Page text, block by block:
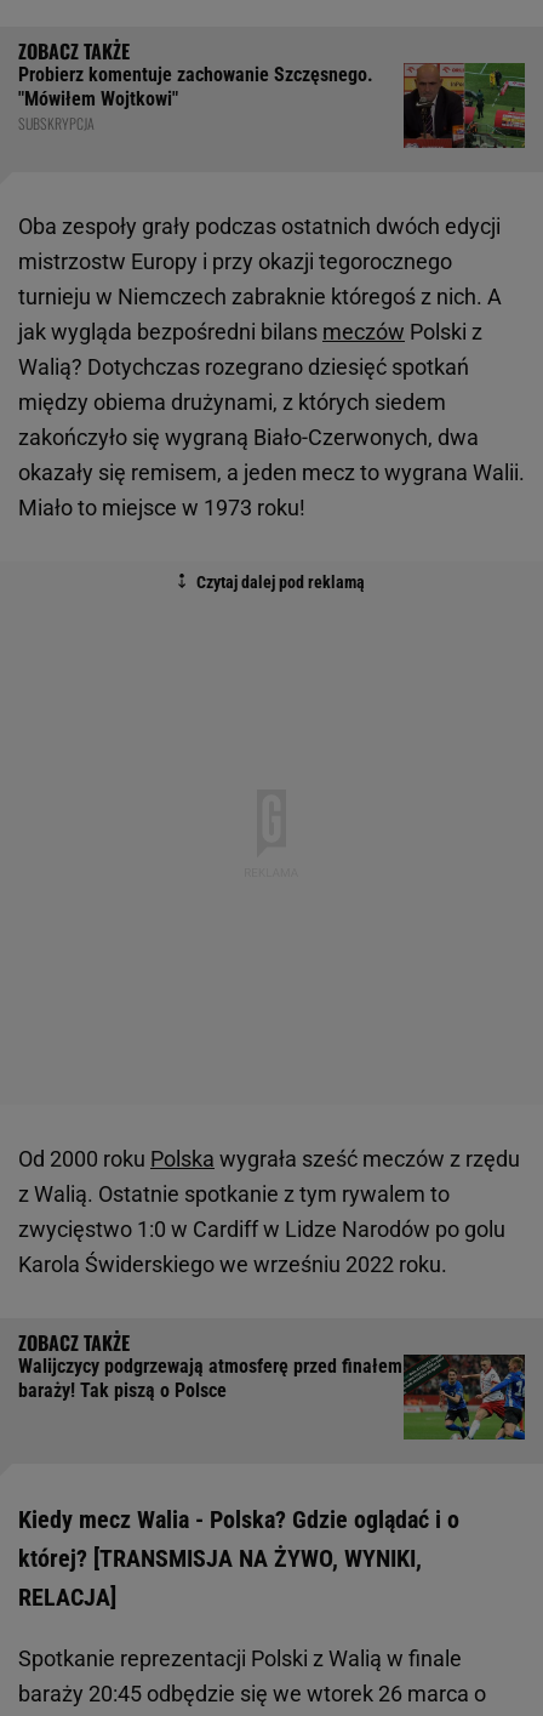
Probierz komentuje zachowanie Szczęsnego.
"Mówiłem Wojtkowi"
SUBSKRYPCJA
Oba zespoły grały podczas ostatnich dwóch edycji
mistrzostw Europy i przy okazji tegorocznego
turnieju w Niemczech zabraknie któregoś z nich. A
jak wygląda bezpośredni bilans meczów Polski z
Walią? Dotychczas rozegrano dziesięć spotkań
między obiema drużynami, z których siedem
zakończyło się wygraną Biało-Czerwonych, dwa
okazały się remisem, a jeden mecz to wygrana Walii.
Miało to miejsce w 1973 roku!
Od 2000 roku Polska wygrała sześć meczów z rzędu
z Walią. Ostatnie spotkanie z tym rywalem to
zwycięstwo 1:0 w Cardiff w Lidze Narodów po golu
Karola Świderskiego we wrześniu 2022 roku.
Walijczycy podgrzewają atmosferę przed finałem
baraży! Tak piszą o Polsce
Kiedy mecz Walia - Polska? Gdzie oglądać i o
której? [TRANSMISJA NA ŻYWO, WYNIKI,
RELACJA]
Spotkanie reprezentacji Polski z Walią w finale
baraży 20:45 odbędzie się we wtorek 26 marca o